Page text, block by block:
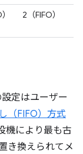
2（FIFO）
設定はユーザー
（FIFO）方式
機により最も古
き換えられてメ